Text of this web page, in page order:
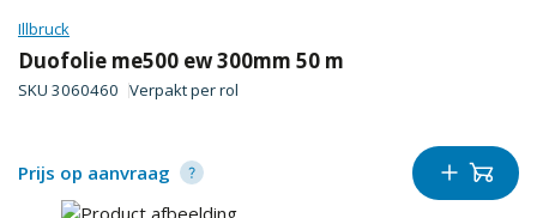
Illbruck
Duofolie me500 ew 300mm 50 m
SKU 3060460 Verpakt perrol
Prijs op aanvraag